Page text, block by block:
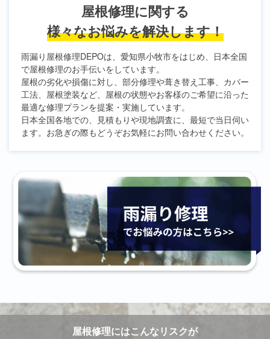
屋根修理に関する
様々なお悩みを解決します！
雨漏り屋根修理DEPOは、愛知県小牧市をはじめ、日本全国
で屋根修理のお手伝いをしています。
屋根の劣化や損傷に対し、部分修理や葺き替え工事、カバー
工法、屋根塗装など、屋根の状態やお客様のご希望に沿った
最適な修理プランを提案・実施しています。
日本全国各地での、見積もりや現地調査に、最短で当日伺い
ます。お急ぎの際もどうぞお気軽にお問い合わせください。
屋根修理にはこんなリスクが